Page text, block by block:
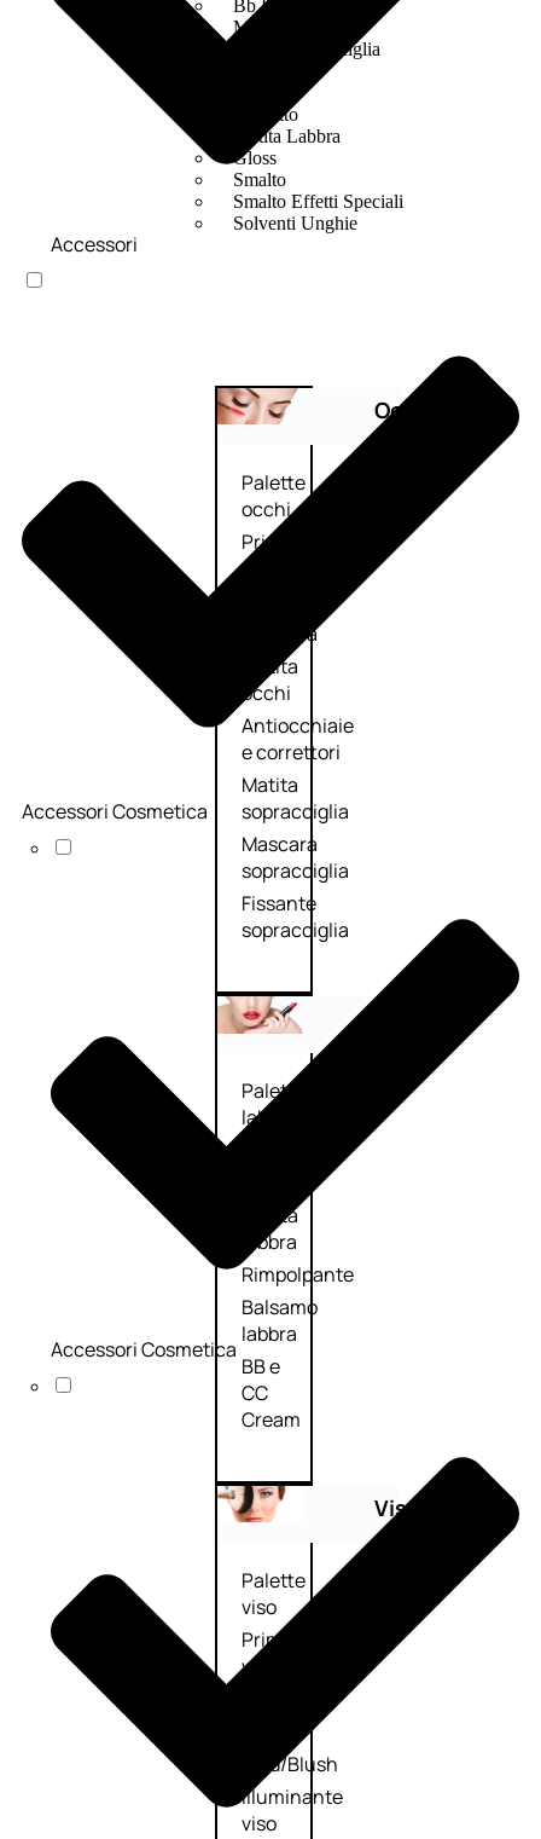
Bb E Cc Cream
Matita Occhi
Matita Sopracciglia
Rossetto
Matita Labbra
Gloss
Smalto
Smalto Effetti Speciali
Solventi Unghie
Occhi
Palette
occhi
Primer
occhi
Mascara
Matita
occhi
Antiocchiaie
e correttori
Matita
sopracciglia
Mascara
sopracciglia
Fissante
sopracciglia
Palette
labbra
Matita
labbra
Rimpolpante
Balsamo
labbra
BB e
CC
Cream
Viso
Palette
viso
Primer
viso
Fondotinta
Fard/Blush
Illuminante
viso
Accessori
Accessori Cosmetica
Accessori Cosmetica